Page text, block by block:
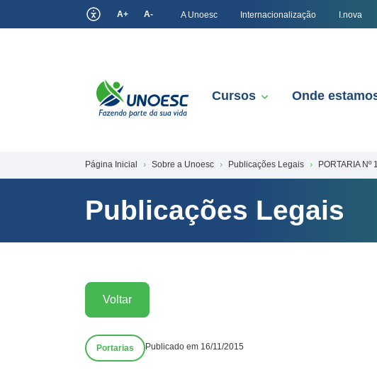
A+ A- A Unoesc Internacionalização I.nova
Cursos Onde
Página Inicial Sobre a Unoesc Publicações Legais PORTARIA
Publicações Legais
Voltar
Portarias Publicado em 16/11/2015